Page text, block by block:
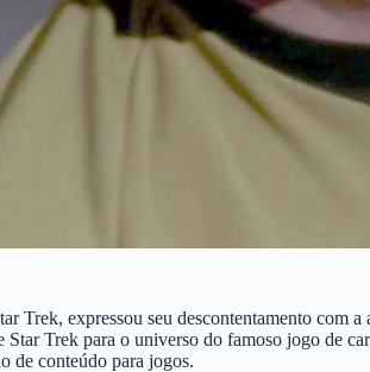
Trek, expressou seu descontentamento
Trek para o universo do famoso jogo de
de conteúdo para jogos.